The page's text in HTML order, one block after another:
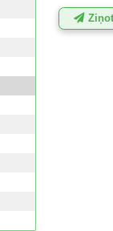
Ziņot